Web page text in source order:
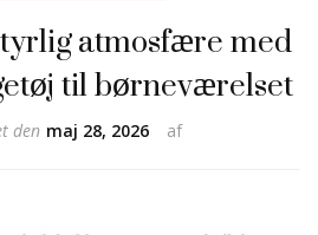
atmosfære med
til børneværelset
af
den maj 28, 2026